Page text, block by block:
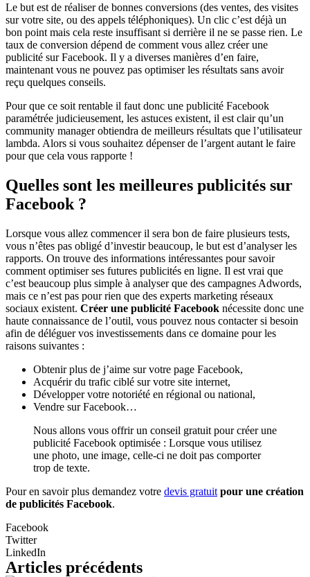
Le but est de réaliser de bonnes conversions (des ventes, des visites
sur votre site, ou des appels téléphoniques). Un clic c’est déjà un
bon point mais cela reste insuffisant si derrière il ne se passe rien. Le
taux de conversion dépend de comment vous allez créer une
publicité sur Facebook. Il y a diverses manières d’en faire,
maintenant vous ne pouvez pas optimiser les résultats sans avoir
reçu quelques conseils.
Pour que ce soit rentable il faut donc une publicité Facebook
paramétrée judicieusement, les astuces existent, il est clair qu’un
community manager obtiendra de meilleurs résultats que l’utilisateur
lambda. Alors si vous souhaitez dépenser de l’argent autant le faire
pour que cela vous rapporte !
Quelles sont les meilleures publicités sur
Facebook ?
Lorsque vous allez commencer il sera bon de faire plusieurs tests,
vous n’êtes pas obligé d’investir beaucoup, le but est d’analyser les
rapports. On trouve des informations intéressantes pour savoir
comment optimiser ses futures publicités en ligne. Il est vrai que
c’est beaucoup plus simple à analyser que des campagnes Adwords,
mais ce n’est pas pour rien que des experts marketing réseaux
sociaux existent. Créer une publicité Facebook nécessite donc une
haute connaissance de l’outil, vous pouvez nous contacter si besoin
afin de déléguer vos investissements dans ce domaine pour les
raisons suivantes :
Obtenir plus de j’aime sur votre page Facebook,
Acquérir du trafic ciblé sur votre site internet,
Développer votre notoriété en régional ou national,
Vendre sur Facebook…
Nous allons vous offrir un conseil gratuit pour créer une
publicité Facebook optimisée : Lorsque vous utilisez
une photo, une image, celle-ci ne doit pas comporter
trop de texte.
Pour en savoir plus demandez votre devis gratuit pour une création
de publicités Facebook.
Facebook
Twitter
LinkedIn
Articles précédents